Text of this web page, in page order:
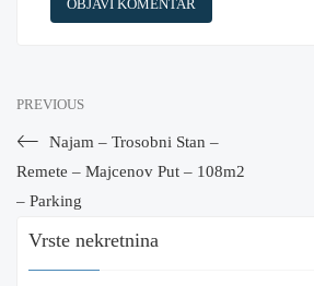
PREVIOUS
Najam – Trosobni Stan –
Remete – Majcenov Put – 108m2
– Parking
Vrste nekretnina